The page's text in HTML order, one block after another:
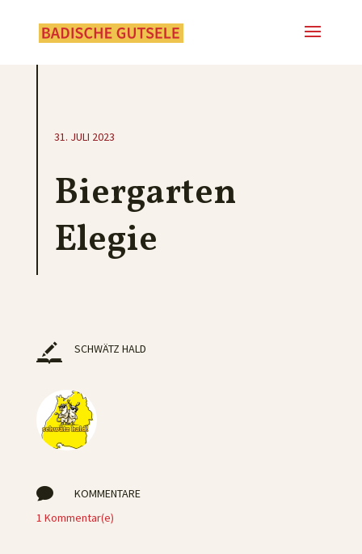
31. JULI 2023
Biergarten
Elegie
SCHWÄTZ HALD

KOMMENTARE
1 Kommentar(e)